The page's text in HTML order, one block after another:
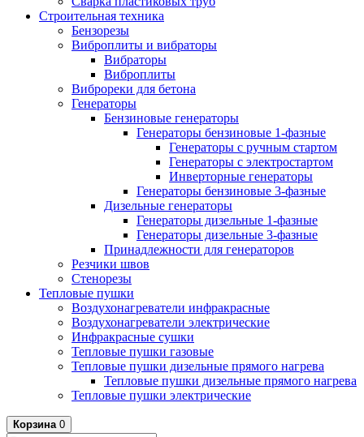
Строительная техника
Бензорезы
Виброплиты и вибраторы
Вибраторы
Виброплиты
Виброреки для бетона
Генераторы
Бензиновые генераторы
Генераторы бензиновые 1-фазные
Генераторы с ручным стартом
Генераторы с электростартом
Инверторные генераторы
Генераторы бензиновые 3-фазные
Дизельные генераторы
Генераторы дизельные 1-фазные
Генераторы дизельные 3-фазные
Принадлежности для генераторов
Резчики швов
Стенорезы
Тепловые пушки
Воздухонагреватели инфракрасные
Воздухонагреватели электрические
Инфракрасные сушки
Тепловые пушки газовые
Тепловые пушки дизельные прямого нагрева
Тепловые пушки дизельные прямого нагрева
Тепловые пушки электрические
Корзина 0